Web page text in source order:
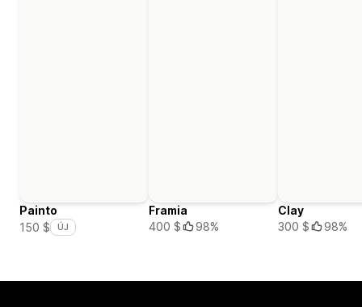
Painto
150 $
ÚJ
Framia
400 $
98%
Clay
300 $
98%